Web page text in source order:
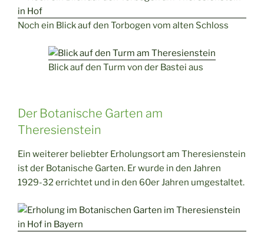
Noch ein Blick auf den Torbogen vom alten Schloss
Blick auf den Turm von der Bastei aus
Der Botanische Garten am
Theresienstein
Ein weiterer beliebter Erholungsort am Theresienstein
ist der Botanische Garten. Er wurde in den Jahren
1929-32 errichtet und in den 60er Jahren umgestaltet.